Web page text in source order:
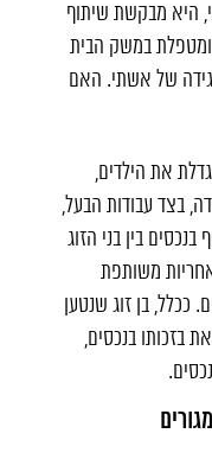
היא מבקשת שיתוף
במשק הבית
בגידה של אשתי. האם
את הילדים,
בצד עבודות הבעל,
בין בני הזוג
משותפת
ככלל, בן זוג שנטען
בזכותו בנכסים,